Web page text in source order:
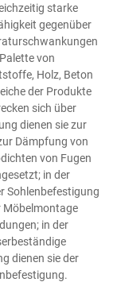
starke
gegenüber
von
Holz, Beton
der Produkte
sich über
dienen sie zur
Dämpfung von
von Fugen
in der
Sohlenbefestigung
Möbelmontage
in der
dienen sie der